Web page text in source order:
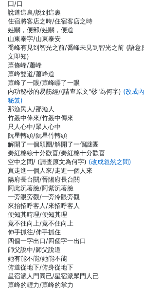
囗/口
說道這裏/說到這裏
住宿將客店之時/住宿客店之時
姓關，便部/姓關，便道
山東泰字/山東泰安
喬峰有見到智光之前/喬峰未見到智光之前 (語意
文即知)
蕭條峰/蕭峰
蕭峰雙道/蕭峰道
蕭峰了一眼/蕭峰瞟了一眼
內功秘桫的易筋經/(請查原文"桫"為何字) (改成
秘笈)
那漁民人/那漁人
竹叢中偉來/竹叢中傳來
只人心中/眾人心中
阮星轉頭/阮星竹轉頭
解開了一個穎團/解開了一個謎團
秦紅棉線十分歡喜/秦紅棉十分歡喜
空中之間/ (請查原文為何字) (改成忽然之間)
真走進一個人來/走進一個人來
陽府長台關/晉陽府長台關
阿此沉著臉/阿紫沉著臉
一旁眼旁觀/一旁冷眼旁觀
來抬招呼客人/來招呼客人
便知其時理/便知其理
竟不往向上/竟不住向上
伸手抓往/伸手抓住
四個一字出口/四個字一出口
師父說中/師父說道
她有能不能/她能不能
俯道從地下/俯身從地下
星宿派人門同已/星宿派眾門人已
蕭峰的輕力/蕭峰的掌力